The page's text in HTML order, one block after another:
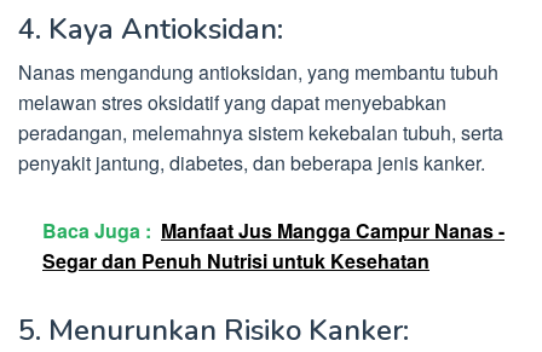
4. Kaya Antioksidan:
Nanas mengandung antioksidan, yang membantu tubuh
melawan stres oksidatif yang dapat menyebabkan
peradangan, melemahnya sistem kekebalan tubuh, serta
penyakit jantung, diabetes, dan beberapa jenis kanker.
Baca Juga : Manfaat Jus Mangga Campur Nanas -
Segar dan Penuh Nutrisi untuk Kesehatan
5. Menurunkan Risiko Kanker: